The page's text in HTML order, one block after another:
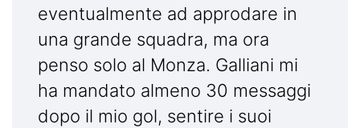
eventualmente ad approdare in
una grande squadra, ma ora
penso solo al Monza. Galliani mi
ha mandato almeno 30 messaggi
dopo il mio gol, sentire i suoi